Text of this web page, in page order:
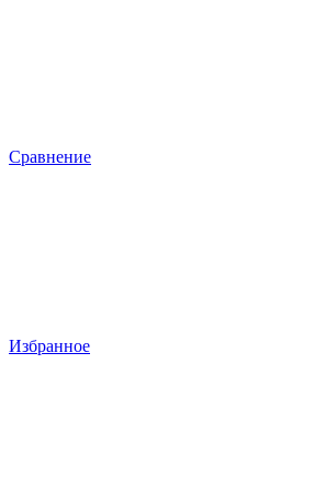
Сравнение
Избранное